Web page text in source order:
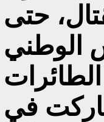
حتى
الوطني
في